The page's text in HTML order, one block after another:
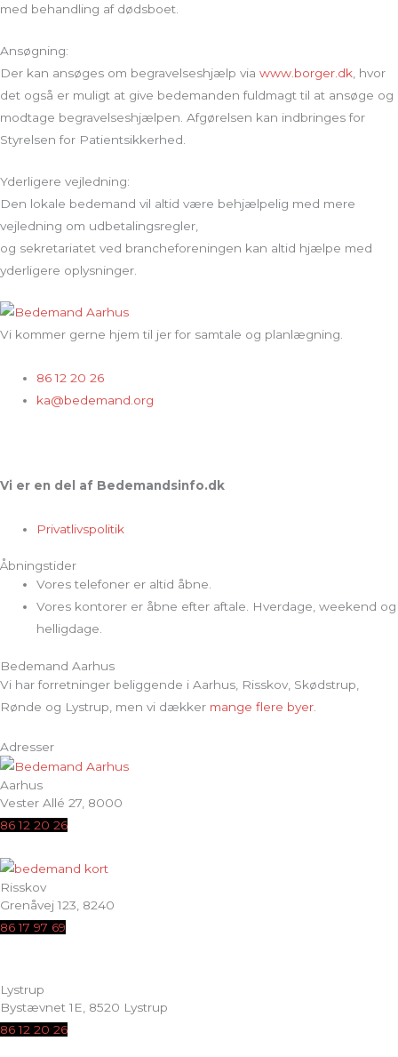
med behandling af dødsboet.
Ansøgning:
Der kan ansøges om begravelseshjælp via www.borger.dk , hvor
det også er muligt at give bedemanden fuldmagt til at ansøge og
modtage begravelseshjælpen. Afgørelsen kan indbringes for
Styrelsen for Patientsikkerhed.
Yderligere vejledning:
Den lokale bedemand vil altid være behjælpelig med mere
vejledning om udbetalingsregler,
og sekretariatet ved brancheforeningen kan altid hjælpe med
yderligere oplysninger.
Vi kommer gerne hjem til jer for samtale og planlægning.
86 12 20 26
ka@bedemand.org
Vi er en del af Bedemandsinfo.dk
Privatlivspolitik
Åbningstider
Vores telefoner er altid åbne.
Vores kontorer er åbne efter aftale. Hverdage, weekend og
helligdage.
Bedemand Aarhus
Vi har forretninger beliggende i Aarhus, Risskov, Skødstrup,
Rønde og Lystrup, men vi dækker mange flere byer
Adresser
Aarhus
Vester Allé 27, 8000
86 12 20 26
Risskov
Grenåvej 123, 8240
86 17 97 69
Lystrup
Bystævnet 1E, 8520 Lystrup
86 12 20 26